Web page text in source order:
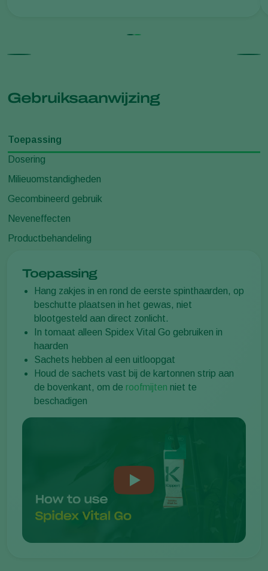
Gebruiksaanwijzing
Toepassing
Dosering
Milieuomstandigheden
Gecombineerd gebruik
Neveneffecten
Productbehandeling
Toepassing
Hang zakjes in en rond de eerste spinthaarden, op
beschutte plaatsen in het gewas, niet
blootgesteld aan direct zonlicht.
In tomaat alleen Spidex Vital Go gebruiken in
haarden
Sachets hebben al een uitloopgat
Houd de sachets vast bij de kartonnen strip aan
de bovenkant, om de roofmijten niet te
beschadigen